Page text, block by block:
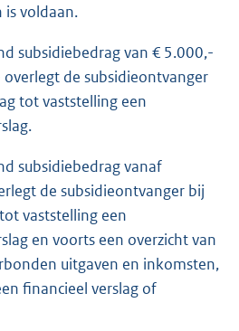
is voldaan.
subsidiebedrag van € 5.000,-
de subsidieontvanger
tot vaststelling een
subsidiebedrag vanaf
de subsidieontvanger bij
vaststelling een
en voorts een overzicht van
uitgaven en inkomsten,
financieel verslag of